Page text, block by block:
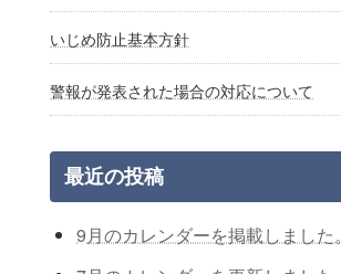
いじめ防止基本方針
警報が発表された場合の対応について
最近の投稿
9月のカレンダーを掲載しました。